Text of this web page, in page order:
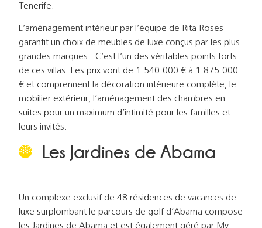
Tenerife.
L’aménagement intérieur par l’équipe de Rita Roses
garantit un choix de meubles de luxe conçus par les plus
grandes marques. C’est l’un des véritables points forts
de ces villas. Les prix vont de 1.540.000 € à 1.875.000
€ et comprennent la décoration intérieure complète, le
mobilier extérieur, l’aménagement des chambres en
suites pour un maximum d’intimité pour les familles et
leurs invités.
Les Jardines de Abama
Un complexe exclusif de 48 résidences de vacances de
luxe surplombant le parcours de golf d’Abama compose
les Jardines de Abama et est également géré par My